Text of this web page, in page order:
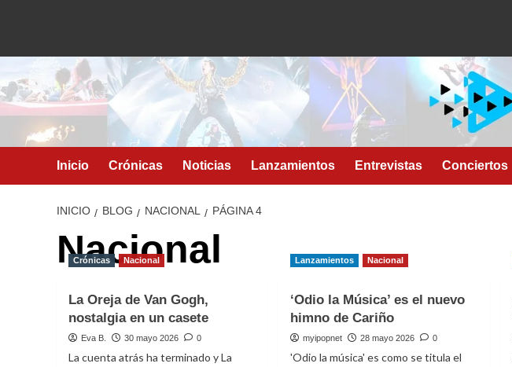
Inicio Crónicas Noticias Lanzamientos Entrevistas Conciertos
INICIO BLOG NACIONAL PÁGINA 4
Nacional
Crónicas Nacional
La Oreja de Van Gogh,
nostalgia en un casete
Eva B. 30 mayo 2026 0
La cuenta atrás ha terminado y La
Lanzamientos Nacional
‘Odio la Música’ es el nuevo
himno de Cariño
myipopnet 28 mayo 2026 0
'Odio la música' es como se titula el